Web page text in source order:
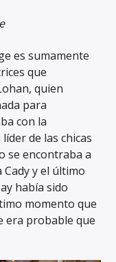
es sumamente
que
quien
para
con la
de las chicas
se encontraba a
y el último
había sido
momento que
era probable que